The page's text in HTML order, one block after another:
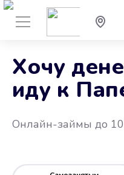
Хочу
иду к
Онлайн-займы до